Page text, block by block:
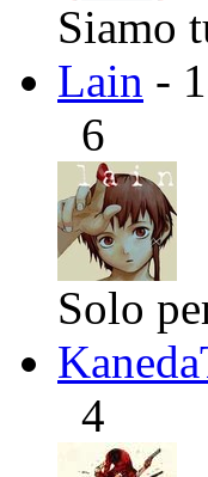
Siamo
Lain -
6
Solo
4